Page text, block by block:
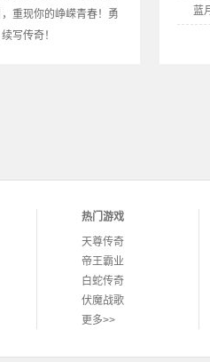
蓝
重现你的峥嵘青春！勇
写传奇！
热门游戏
天尊传奇
帝王霸业
白蛇传奇
伏魔战歌
更多>>